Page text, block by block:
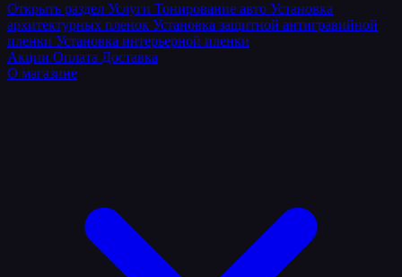
Открыть раздел Услуги Тонирование авто Установка
архитектурных пленок Установка защитной антигравийной
пленки Установка интерьерной пленки
Акции Оплата Доставка
О магазине